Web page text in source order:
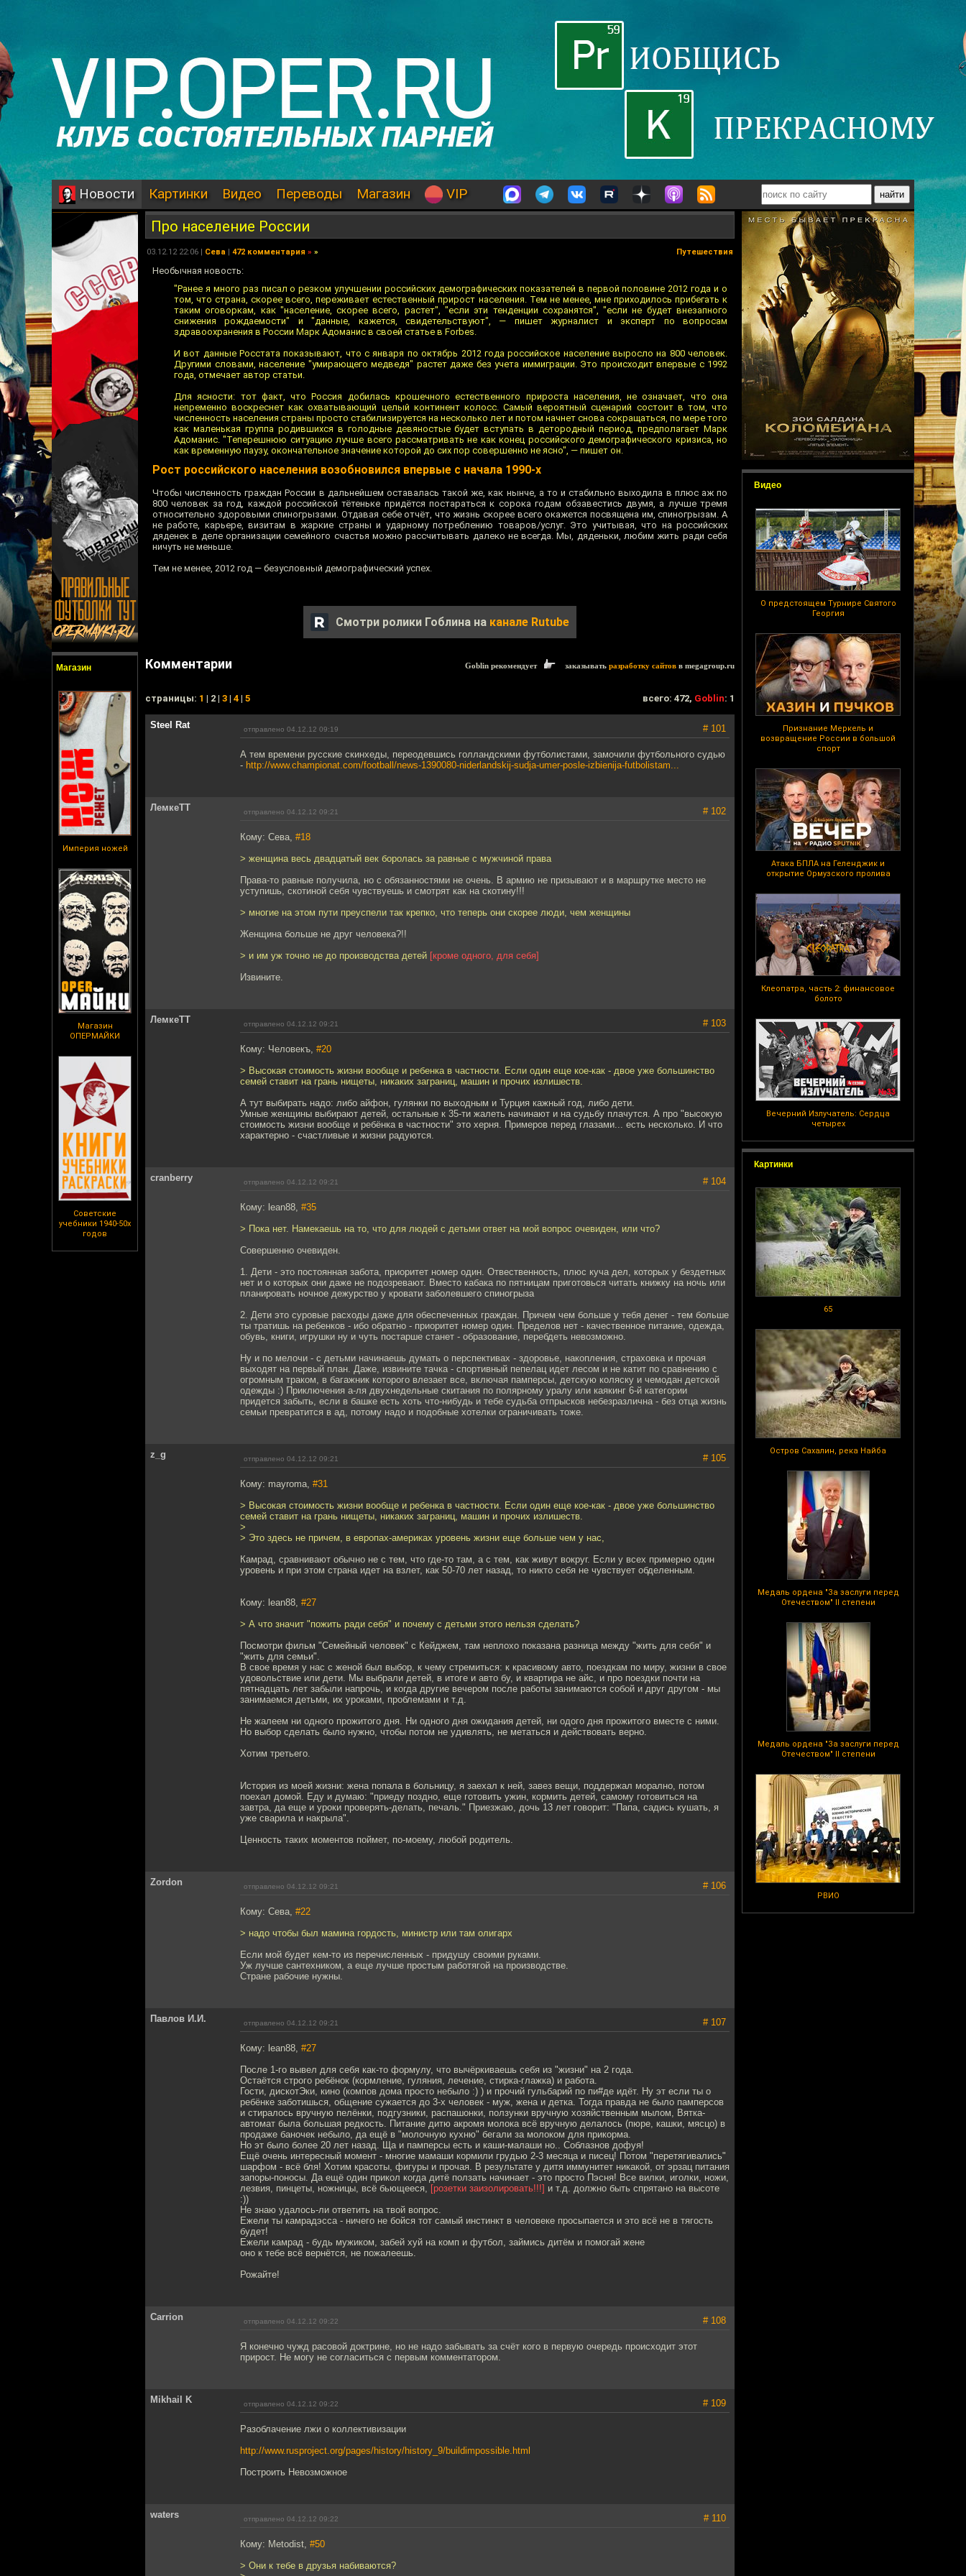
Новости Картинки Видео Переводы Магазин VIP
Магазин
Империя ножей
Магазин
ОПЕРМАЙКИ
Советские
учебники 1940-50х
годов
Видео
О предстоящем Турнире Святого
Георгия
Признание Меркель и
возвращение России в большой
спорт
Атака БПЛА на Геленджик и
открытие Ормузского пролива
Клеопатра, часть 2: финансовое
болото
Вечерний Излучатель: Сердца
четырех
Картинки
65
Остров Сахалин, река Найба
Медаль ордена "За заслуги перед
Отечеством" II степени
Медаль ордена "За заслуги перед
Отечеством" II степени
РВИО
Про население России
03.12.12 22:06 | Сева | 472 комментария » » Путешествия
Необычная новость:
"Ранее я много раз писал о резком улучшении российских демографических показателей в первой половине 2012 года и о
том, что страна, скорее всего, переживает естественный прирост населения. Тем не менее, мне приходилось прибегать к
таким оговоркам, как "население, скорее всего, растет", "если эти тенденции сохранятся", "если не будет внезапного
снижения рождаемости" и "данные, кажется, свидетельствуют", — пишет журналист и эксперт по вопросам
здравоохранения в России Марк Адоманис в своей статье в Forbes.
И вот данные Росстата показывают, что с января по октябрь 2012 года российское население выросло на 800 человек.
Другими словами, население "умирающего медведя" растет даже без учета иммиграции. Это происходит впервые с 1992
года, отмечает автор статьи.
Для ясности: тот факт, что Россия добилась крошечного естественного прироста населения, не означает, что она
непременно воскреснет как охватывающий целый континент колосс. Самый вероятный сценарий состоит в том, что
численность населения страны просто стабилизируется на несколько лет и потом начнет снова сокращаться, по мере того
как маленькая группа родившихся в голодные девяностые будет вступать в детородный период, предполагает Марк
Адоманис. "Теперешнюю ситуацию лучше всего рассматривать не как конец российского демографического кризиса, но
как временную паузу, окончательное значение которой до сих пор совершенно не ясно", — пишет он.
Рост российского населения возобновился впервые с начала 1990-х
Чтобы численность граждан России в дальнейшем оставалась такой же, как нынче, а то и стабильно выходила в плюс аж по
800 человек за год, каждой российской тётеньке придётся постараться к сорока годам обзавестись двумя, а лучше тремя
относительно здоровыми спиногрызами. Отдавая себе отчёт, что жизнь скорее всего окажется посвящена им, спиногрызам. А
не работе, карьере, визитам в жаркие страны и ударному потреблению товаров/услуг. Это учитывая, что на российских
дяденек в деле организации семейного счастья можно рассчитывать далеко не всегда. Мы, дяденьки, любим жить ради себя
ничуть не меньше.
Тем не менее, 2012 год — безусловный демографический успех.
Смотри ролики Гоблина на канале Rutube
Комментарии Goblin рекомендует заказывать разработку сайтов в megagroup.ru
cтраницы: 1 | 2 | 3 | 4 | 5 всего: 472, Goblin: 1
Steel Rat отправлено 04.12.12 09:19 # 101
А тем времени русские скинхеды, переодевшись голландскими футболистами, замочили футбольного судью
- http://www.championat.com/football/news-1390080-niderlandskij-sudja-umer-posle-izbienija-futbolistam...
ЛемкеТТ отправлено 04.12.12 09:21 # 102
Кому: Сева, #18
> женщина весь двадцатый век боролась за равные с мужчиной права
Права-то равные получила, но с обязанностями не очень. В армию не призывают и в маршрутке место не
уступишь, скотиной себя чувствуешь и смотрят как на скотину!!!
> многие на этом пути преуспели так крепко, что теперь они скорее люди, чем женщины
Женщина больше не друг человека?!!
> и им уж точно не до производства детей [кроме одного, для себя]
Извините.
ЛемкеТТ отправлено 04.12.12 09:21 # 103
Кому: Человекъ, #20
> Высокая стоимость жизни вообще и ребенка в частности. Если один еще кое-как - двое уже большинство
семей ставит на грань нищеты, никаких заграниц, машин и прочих излишеств.
А тут выбирать надо: либо айфон, гулянки по выходным и Турция кажный год, либо дети.
Умные женщины выбирают детей, остальные к 35-ти жалеть начинают и на судьбу плачутся. А про "высокую
стоимость жизни вообще и ребёнка в частности" это херня. Примеров перед глазами... есть несколько. И что
характерно - счастливые и жизни радуются.
cranberry отправлено 04.12.12 09:21 # 104
Кому: lean88, #35
> Пока нет. Намекаешь на то, что для людей с детьми ответ на мой вопрос очевиден, или что?
Совершенно очевиден.
1. Дети - это постоянная забота, приоритет номер один. Отвественность, плюс куча дел, которых у бездетных
нет и о которых они даже не подозревают. Вместо кабака по пятницам приготовься читать книжку на ночь или
планировать ночное дежурство у кровати заболевшего спиногрыза
2. Дети это суровые расходы даже для обеспеченных граждан. Причем чем больше у тебя денег - тем больше
ты тратишь на ребенков - ибо обратно - приоритет номер один. Пределов нет - качественное питание, одежда,
обувь, книги, игрушки ну и чуть постарше станет - образование, перебдеть невозможно.
Ну и по мелочи - с детьми начинаешь думать о перспективах - здоровье, накопления, страховка и прочая
выходят на первый план. Даже, извините тачка - спортивный пепелац идет лесом и не катит по сравнению с
огромным траком, в багажник которого влезает все, включая памперсы, детскую коляску и чемодан детской
одежды :) Приключения а-ля двухнедельные скитания по полярному уралу или каякинг 6-й категории
придется забыть, если в башке есть хоть что-нибудь и тебе судьба отпрысков небезразлична - без отца жизнь
семьи превратится в ад, потому надо и подобные хотелки ограничивать тоже.
z_g отправлено 04.12.12 09:21 # 105
Кому: mayroma, #31
> Высокая стоимость жизни вообще и ребенка в частности. Если один еще кое-как - двое уже большинство
семей ставит на грань нищеты, никаких заграниц, машин и прочих излишеств.
>
> Это здесь не причем, в европах-америках уровень жизни еще больше чем у нас,
Камрад, сравнивают обычно не с тем, что где-то там, а с тем, как живут вокруг. Если у всех примерно один
уровень и при этом страна идет на взлет, как 50-70 лет назад, то никто себя не чувствует обделенным.
Кому: lean88, #27
> А что значит "пожить ради себя" и почему с детьми этого нельзя сделать?
Посмотри фильм "Семейный человек" с Кейджем, там неплохо показана разница между "жить для себя" и
"жить для семьи".
В свое время у нас с женой был выбор, к чему стремиться: к красивому авто, поездкам по миру, жизни в свое
удовольствие или дети. Мы выбрали детей, в итоге и авто бу, и квартира не айс, и про поездки почти на
пятнадцать лет забыли напрочь, и когда другие вечером после работы занимаются собой и друг другом - мы
занимаемся детьми, их уроками, проблемами и т.д.
Не жалеем ни одного прожитого дня. Ни одного дня ожидания детей, ни одого дня прожитого вместе с ними.
Но выбор сделать было нужно, чтобы потом не удивлять, не метаться и действовать верно.
Хотим третьего.
История из моей жизни: жена попала в больницу, я заехал к ней, завез вещи, поддержал морално, потом
поехал домой. Еду и думаю: "приеду поздно, еще готовить ужин, кормить детей, самому готовиться на
завтра, да еще и уроки проверять-делать, печаль." Приезжаю, дочь 13 лет говорит: "Папа, садись кушать, я
уже сварила и накрыла".
Ценность таких моментов поймет, по-моему, любой родитель.
Zordon отправлено 04.12.12 09:21 # 106
Кому: Сева, #22
> надо чтобы был мамина гордость, министр или там олигарх
Если мой будет кем-то из перечисленных - придушу своими руками.
Уж лучше сантехником, а еще лучше простым работягой на производстве.
Стране рабочие нужны.
Павлов И.И. отправлено 04.12.12 09:21 # 107
Кому: lean88, #27
После 1-го вывел для себя как-то формулу, что вычёркиваешь себя из "жизни" на 2 года.
Остаётся строго ребёнок (кормление, гуляния, лечение, стирка-глажка) и работа.
Гости, дискотЭки, кино (компов дома просто небыло :) ) и прочий гульбарий по пи#де идёт. Ну эт если ты о
ребёнке заботишься, общение сужается до 3-х человек - муж, жена и детка. Тогда правда не было памперсов
и стиралось вручную пелёнки, подгузники, распашонки, ползунки вручную хозяйственным мылом, Вятка-
автомат была большая редкость. Питание дитю акромя молока всё вручную делалось (пюре, кашки, мясцо) в
продаже баночек небыло, да ещё в "молочную кухню" бегали за молоком для прикорма.
Но эт было более 20 лет назад. Ща и памперсы есть и каши-малаши но.. Соблазнов дофуя!
Ещё очень интересный момент - многие мамаши кормили грудью 2-3 месяца и писец! Потом "перетягивались"
шарфом - всё бля! Хотим красоты, фигуры и прочая. В результате у дитя иммунитет никакой, от эрзац питания
запоры-поносы. Да ещё один прикол когда дитё ползать начинает - это просто Пэсня! Все вилки, иголки, ножи,
лезвия, пинцеты, ножницы, всё бьющееся, [розетки заизолировать!!!] и т.д. должно быть спрятано на высоте
:))
Не знаю удалось-ли ответить на твой вопрос.
Ежели ты камрадэсса - ничего не бойся тот самый инстинкт в человеке просыпается и это всё не в тягость
будет!
Ежели камрад - будь мужиком, забей хуй на комп и футбол, займись дитём и помогай жене
оно к тебе всё вернётся, не пожалеешь.
Рожайте!
Carrion отправлено 04.12.12 09:22 # 108
Я конечно чужд расовой доктрине, но не надо забывать за счёт кого в первую очередь происходит этот
прирост. Не могу не согласиться с первым комментатором.
Mikhail K отправлено 04.12.12 09:22 # 109
Разоблачение лжи о коллективизации
http://www.rusproject.org/pages/history/history_9/buildimpossible.html
Построить Невозможное
waters отправлено 04.12.12 09:22 # 110
Кому: Metodist, #50
> Они к тебе в друзья набиваются?